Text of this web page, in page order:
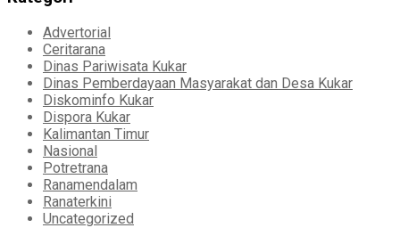
Advertorial
Ceritarana
Dinas Pariwisata Kukar
Dinas Pemberdayaan Masyarakat dan Desa Kukar
Diskominfo Kukar
Dispora Kukar
Kalimantan Timur
Nasional
Potretrana
Ranamendalam
Ranaterkini
Uncategorized